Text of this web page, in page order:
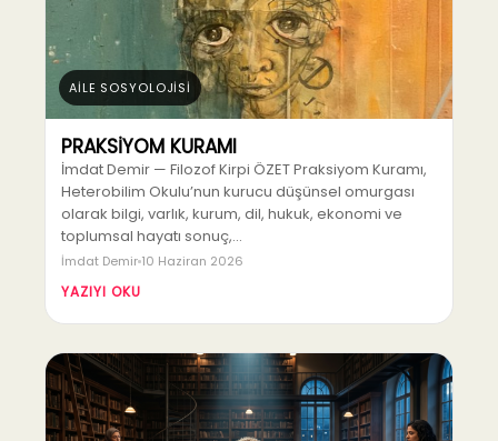
AİLE SOSYOLOJİSİ
PRAKSİYOM KURAMI
İmdat Demir — Filozof Kirpi ÖZET Praksiyom Kuramı,
Heterobilim Okulu’nun kurucu düşünsel omurgası
olarak bilgi, varlık, kurum, dil, hukuk, ekonomi ve
toplumsal hayatı sonuç,…
İmdat Demir 10 Haziran 2026
YAZIYI OKU